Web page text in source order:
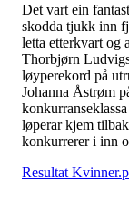
Det vart ein
skodda tjukk inn
letta etterkvart og
Thorbjørn
løyperekord på
Johanna Åstrøm
løperar kjem
konkurrerer i inn
Resultat